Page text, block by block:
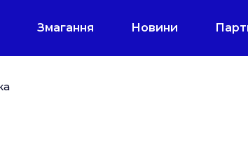
Змагання Новини